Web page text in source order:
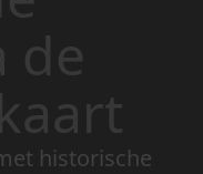
de
historische